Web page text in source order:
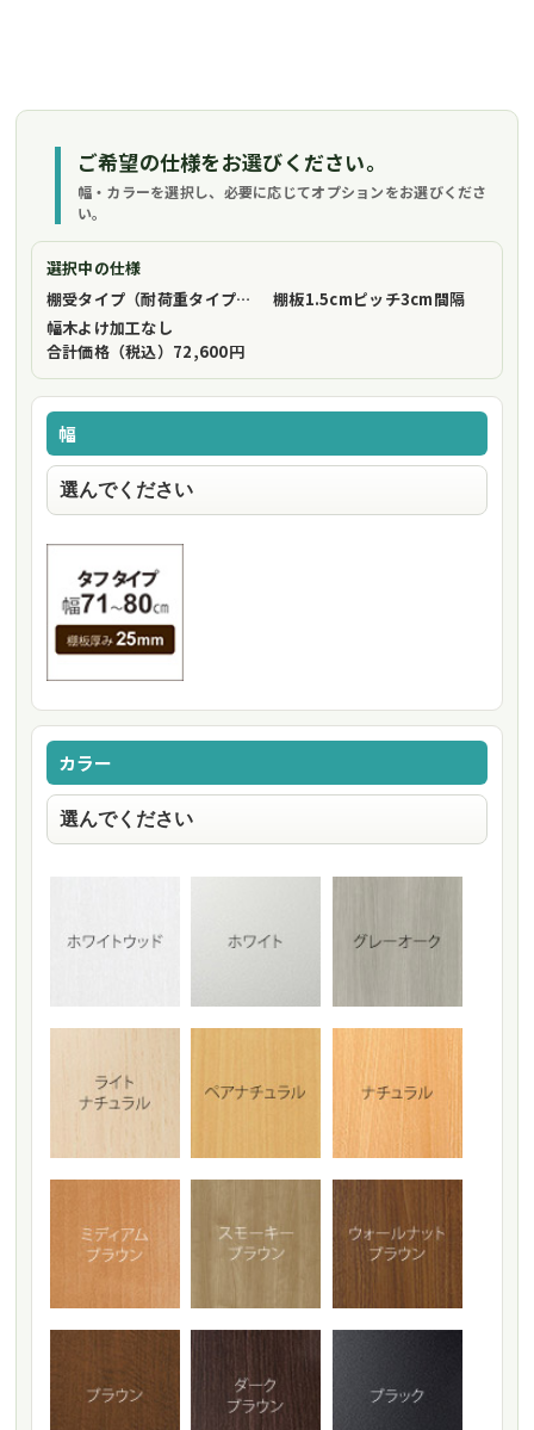
ご希望の仕様をお選びください。
幅・カラーを選択し、必要に応じてオプションをお選びくださ
い。
選択中の仕様
棚受タイプ（耐荷重タイプ）
フリーストップ棚受（標準仕様）
棚板1.5cmピッチ3cm間隔
幅木よけ加工なし
合計価格（税込） 72,600円
幅
カラー